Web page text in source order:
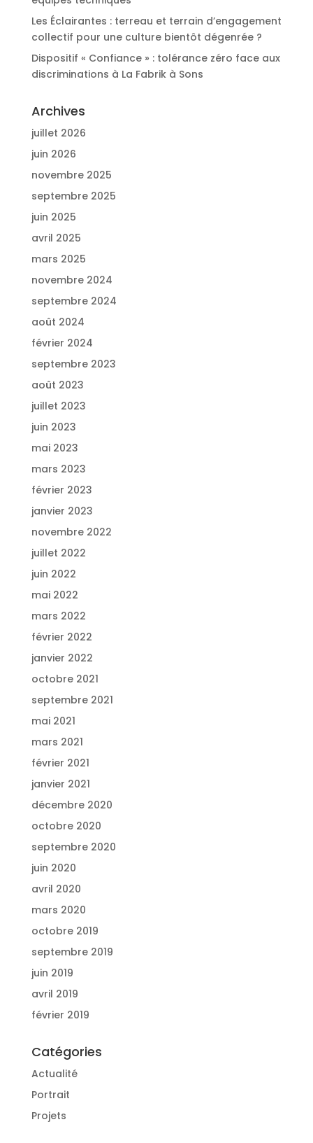
Les Éclairantes : terreau et terrain d’engagement
collectif pour une culture bientôt dégenrée ?
Dispositif « Confiance » : tolérance zéro face aux
discriminations à La Fabrik à Sons
Archives
juillet 2026
juin 2026
novembre 2025
septembre 2025
juin 2025
avril 2025
mars 2025
novembre 2024
septembre 2024
août 2024
février 2024
septembre 2023
août 2023
juillet 2023
juin 2023
mai 2023
mars 2023
février 2023
janvier 2023
novembre 2022
juillet 2022
juin 2022
mai 2022
mars 2022
février 2022
janvier 2022
octobre 2021
septembre 2021
mai 2021
mars 2021
février 2021
janvier 2021
décembre 2020
octobre 2020
septembre 2020
juin 2020
avril 2020
mars 2020
octobre 2019
septembre 2019
juin 2019
avril 2019
février 2019
Catégories
Actualité
Portrait
Projets